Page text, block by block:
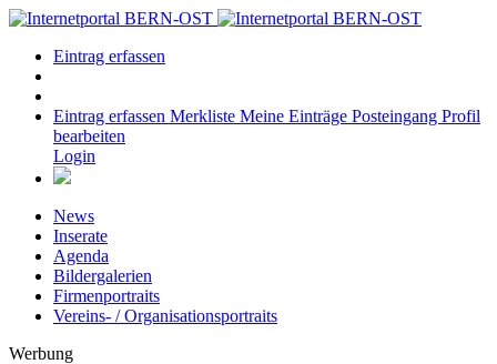
Eintrag erfassen
Eintrag erfassen Merkliste Meine Einträge Posteingang Profil
bearbeiten
Login
News
Inserate
Agenda
Bildergalerien
Firmenportraits
Vereins- / Organisationsportraits
Werbung